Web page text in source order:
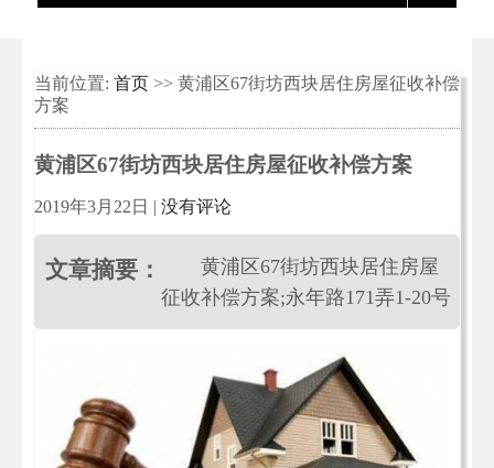
当前位置: 首页 >> 黄浦区67街坊西块居住房屋征收补偿
方案
黄浦区67街坊西块居住房屋征收补偿方案
2019年3月22日 | 没有评论
文章摘要：
黄浦区67街坊西块居住房屋
征收补偿方案;永年路171弄1-20号